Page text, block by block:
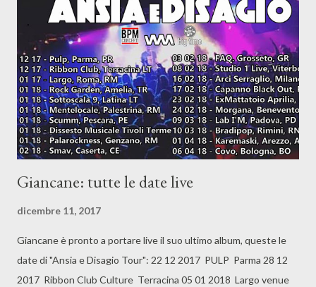
Sorrentino. Sul fronte cinema “ Chiamami col tuo nome”,
“Dunkirk”, “Tre manifesti a Ebbing” e “The Post” sono tra i Film
più nominati. Iniziamo adesso dalla Tv: Miglior Drama: The
Crown (Netflix) Game of Thrones (Hbo) The Handmaid's Tale
(Hulu) Stranger Things (Netfl...
Giancane: tutte le date live
dicembre 11, 2017
Giancane è pronto a portare live il suo ultimo album, queste le
date di "Ansia e Disagio Tour": 22 12 2017 PULP Parma 28 12
2017 Ribbon Club Culture Terracina 05 01 2018 Largo venue